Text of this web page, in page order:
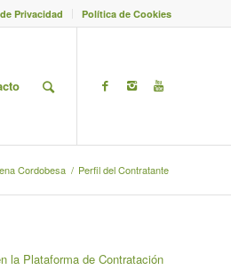
Privacidad Política de Cookies
Cordobesa / Perfil del Contratante
la Plataforma de Contratación